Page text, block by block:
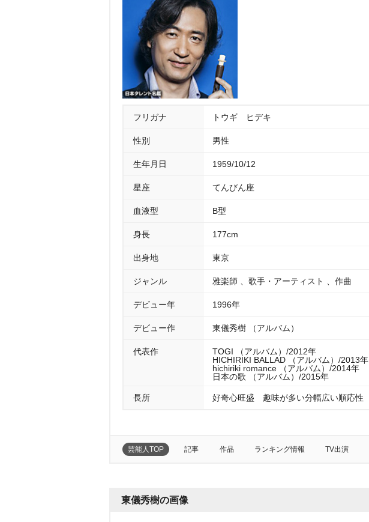
フリガナ トウギ ヒデキ
性別 男性
生年月日 1959/10/12
星座 てんびん座
血液型 B型
身長 177cm
出身地 東京
ジャンル 雅楽師 、歌手・アーティスト 、作曲
デビュー年 1996年
デビュー作 東儀秀樹 （アルバム）
代表作
TOGI （アルバム）/2012年
HICHIRIKI BALLAD （アルバム）/2013年
hichiriki romance （アルバム）/2014年
日本の歌 （アルバム）/2015年
長所 好奇心旺盛 趣味が多い分幅広い順応性
芸能人TOP 記事 作品 ランキング情報 TV出演
東儀秀樹の画像